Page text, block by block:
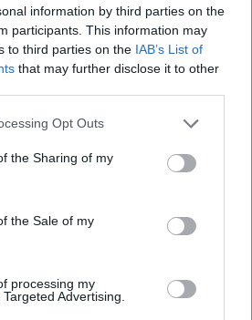
information by third parties on the
participants. This information may
to third parties on the IAB’s List of
that may further disclose it to other
Opt Outs
the Sharing of my
the Sale of my
processing my
Advertising.
Fragen
Essen
an